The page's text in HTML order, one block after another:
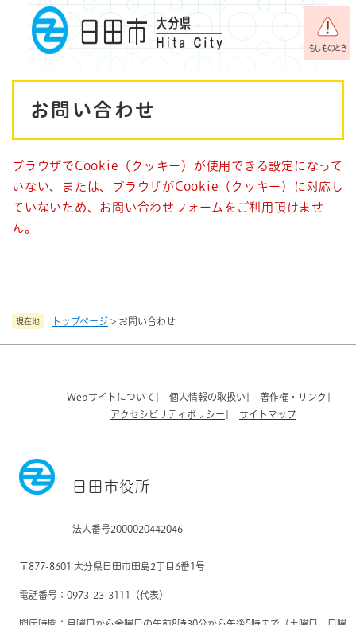
メニューを飛ばして本文へ
もしものとき
現在地 トップページ > お問い合わせ
お問い合わせ
ブラウザでCookie（クッキー）が使用できる設定になって
いない、または、ブラウザがCookie（クッキー）に対応し
ていないため、お問い合わせフォームをご利用頂けませ
ん。
Webサイトについて 個人情報の取扱い
著作権・リンク
アクセシビリティポリシー
サイトマップ
日田市役所
法人番号2000020442046
〒877-8601 大分県日田市田島2丁目6番1号
電話番号：0973-23-3111（代表）